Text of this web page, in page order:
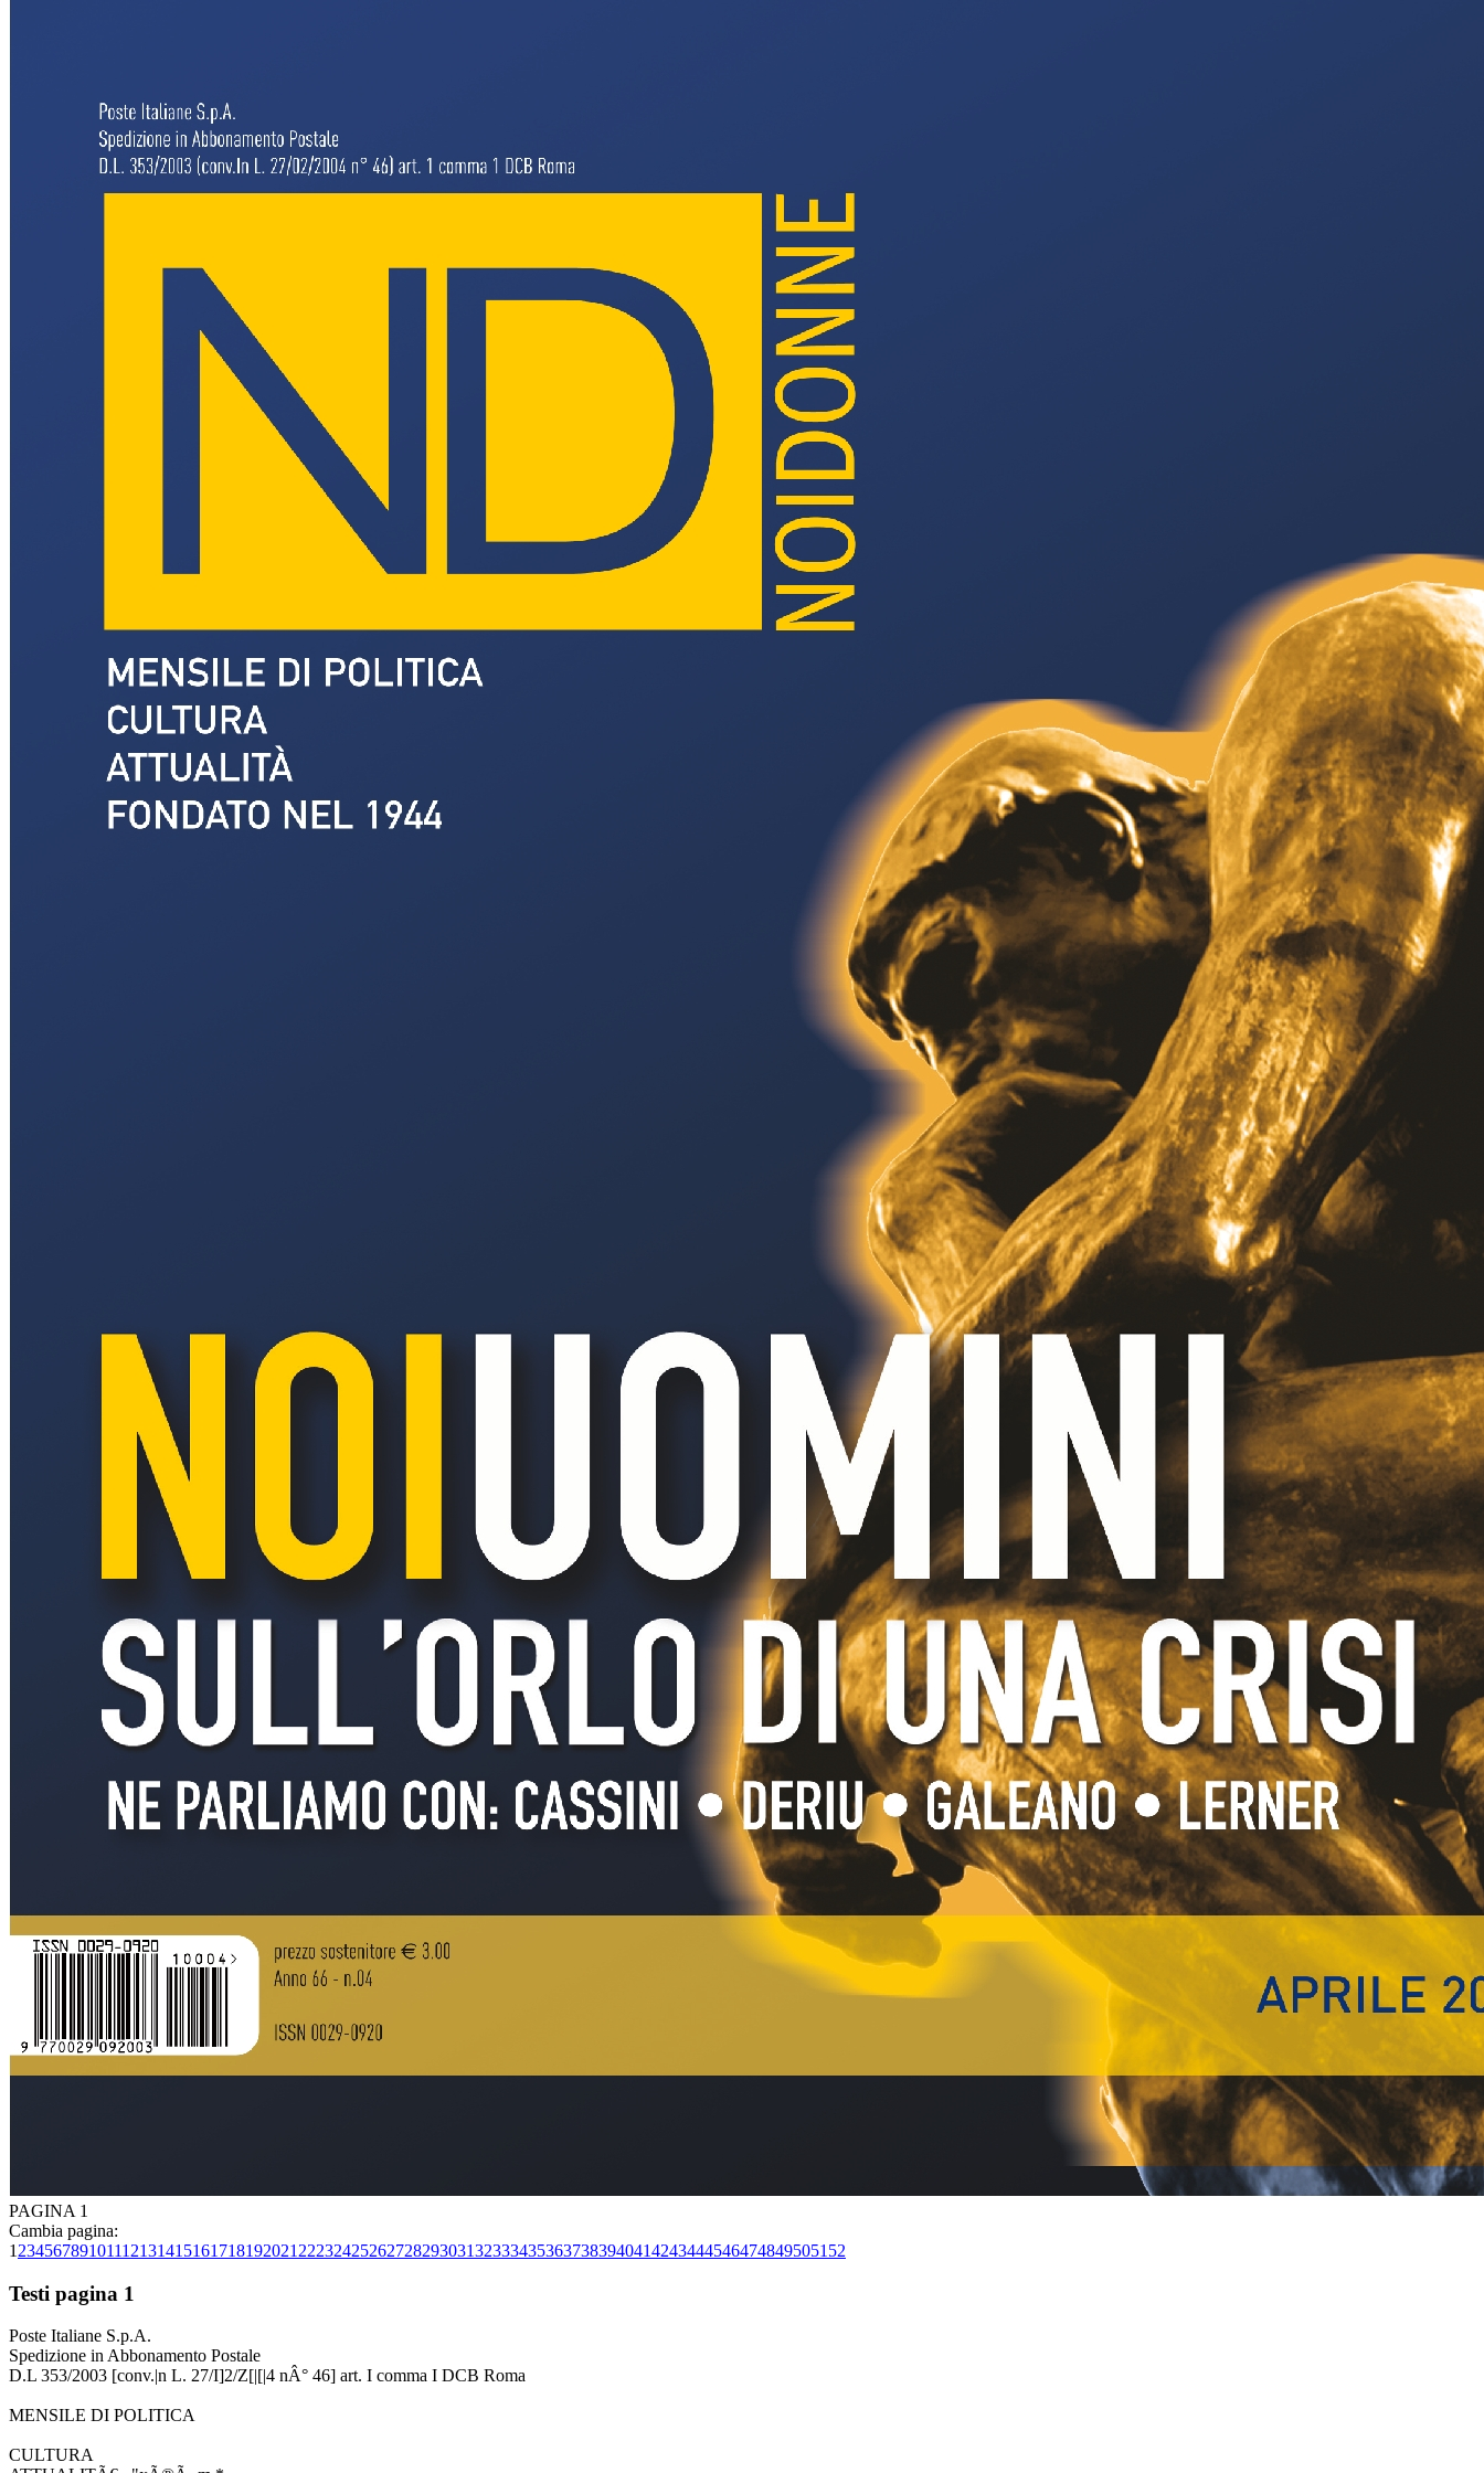
PAGINA 1
Cambia pagina:
1 23456789101112131415161718192021 222324252627282930313233343536373839404142434445464748495051 52
Testi pagina 1
Poste Italiane S.p.A.
Spedizione in Abbonamento Postale
D.L 353/2003 [conv.|n L. 27/I]2/Z[|[|4 nÂ° 46] art. I comma I DCB Roma
MENSILE DI POLITICA
CULTURA